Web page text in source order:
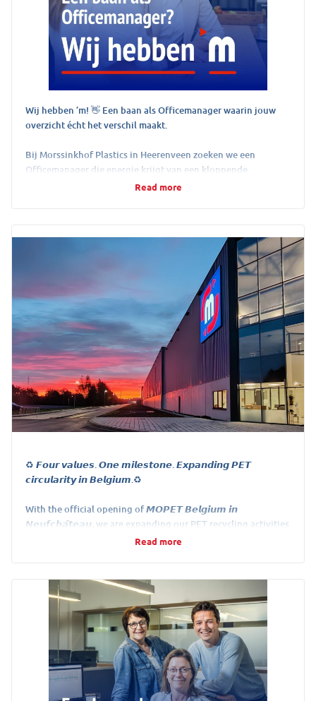
Wij hebben ’m! 👋 Een baan als Officemanager waarin jouw
overzicht écht het verschil maakt.
Bij Morssinkhof Plastics in Heerenveen zoeken we een
Officemanager die energie krijgt van een kloppende
administratie, heldere communicatie en een goed
rapportages op en ondersteunt het managementteam.
https://lnkd.in/eAHSq_9p
7 July 2026 View on LinkedIn →
Read more
♻️ 𝙁𝙤𝙪𝙧 𝙫𝙖𝙡𝙪𝙚𝙨. 𝙊𝙣𝙚 𝙢𝙞𝙡𝙚𝙨𝙩𝙤𝙣𝙚. 𝙀𝙭𝙥𝙖𝙣𝙙𝙞𝙣𝙜 𝙋𝙀𝙏
𝙘𝙞𝙧𝙘𝙪𝙡𝙖𝙧𝙞𝙩𝙮 𝙞𝙣 𝘽𝙚𝙡𝙜𝙞𝙪𝙢.♻️
With the official opening of 𝙈𝙊𝙋𝙀𝙏 𝘽𝙚𝙡𝙜𝙞𝙪𝙢 𝙞𝙣
𝙉𝙚𝙪𝙛𝙘𝙝𝙖̂𝙩𝙚𝙖𝙪, we are expanding our PET recycling activities
in Belgium and taking another important step towards
The new facility can recycle up to40,000𝙩𝙤𝙣𝙣𝙚𝙨 𝙤𝙛 𝙋𝙀𝙏
𝙚𝙫𝙚𝙧𝙮 𝙮𝙚𝙖𝙧, , processing transparent and opaque PET bottles
as well as PET trays into high-quality recycled material for
new food packaging.
Building on our many years of experience in bottle-to-bottle
recycling, MOPET Belgium expands our capabilities with tray-
to-tray recycling and new food-grade applications for opaque
Read more